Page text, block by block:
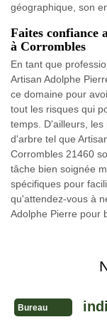
géographique, son
Faites confiance
à Corrombles
En tant que
Artisan Adolphe
ce domaine pour
tout les risques qui
temps. D'ailleurs,
d'arbre tel que
Corrombles 21460
tâche bien soignée
spécifiques pour
qu'attendez-vous à
Adolphe Pierre pour
Bureau